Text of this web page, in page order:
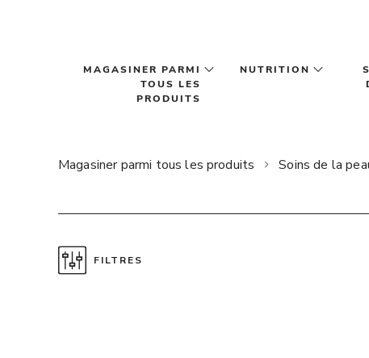
MAGASINER PARMI
TOUS LES
PRODUITS
NUTRITION
Magasiner parmi tous les produits Soins de la
FILTRES